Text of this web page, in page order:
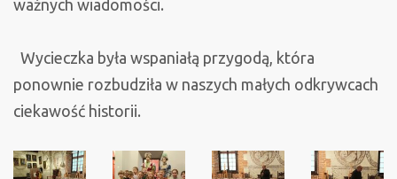
ważnych wiadomości.
Wycieczka była wspaniałą przygodą, która
ponownie rozbudziła w naszych małych odkrywcach
ciekawość historii.